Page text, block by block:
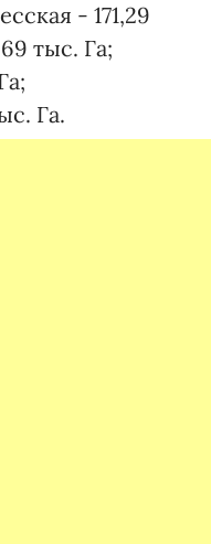
- 171,29
тыс. Га;
Га.